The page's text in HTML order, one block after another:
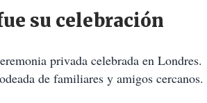
su celebración
privada celebrada en Londres.
de familiares y amigos cercanos.